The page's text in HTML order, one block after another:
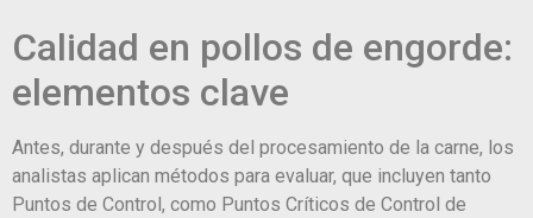
Calidad en pollos de engorde:
elementos clave
Antes, durante y después del procesamiento de la carne, los
analistas aplican métodos para evaluar, que incluyen tanto
Puntos de Control, como Puntos Críticos de Control de